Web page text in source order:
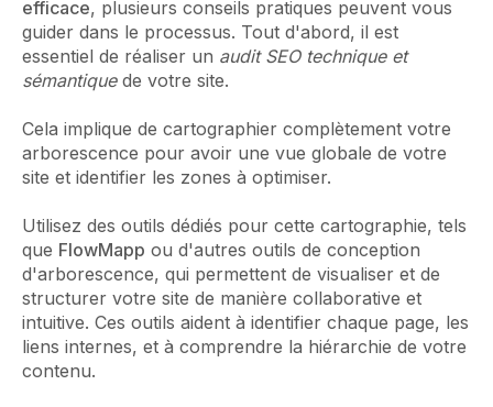
efficace, plusieurs conseils pratiques peuvent vous
guider dans le processus. Tout d'abord, il est
essentiel de réaliser un audit SEO technique et
sémantiquede votre site.
Cela implique de cartographier complètement votre
arborescence pour avoir une vue globale de votre
site et identifier les zones à optimiser.
Utilisez des outils dédiés pour cette cartographie, tels
que FlowMapp ou d'autres outils de conception
d'arborescence, qui permettent de visualiser et de
structurer votre site de manière collaborative et
intuitive. Ces outils aident à identifier chaque page, les
liens internes, et à comprendre la hiérarchie de votre
contenu.